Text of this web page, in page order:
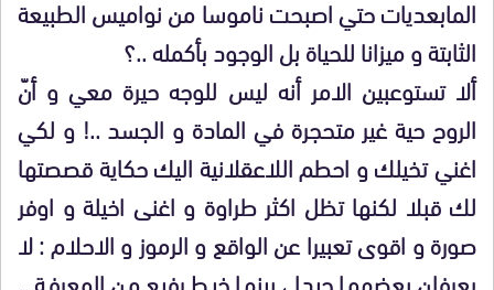
المابعديات حتي اصبحت ناموسا من نواميس الطبيعة
الثابتة و ميزانا للحياة بل الوجود بأكمله ..؟
ألا تستوعبين الامر أنه ليس للوجه حيرة معي و أنّ
الروح حية غير متحجرة في المادة و الجسد ..! و لكي
اغني تخيلك و احطم اللاعقلانية اليك حكاية قصصتها
لك قبلا لكنها تظل اكثر طراوة و اغنى اخيلة و اوفر
صورة و اقوى تعبيرا عن الواقع و الرموز و الاحلام : لا